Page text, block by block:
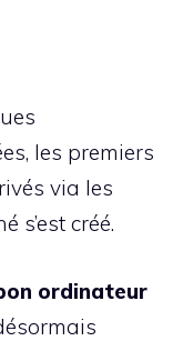
les premiers
via les
s’est créé.
ordinateur